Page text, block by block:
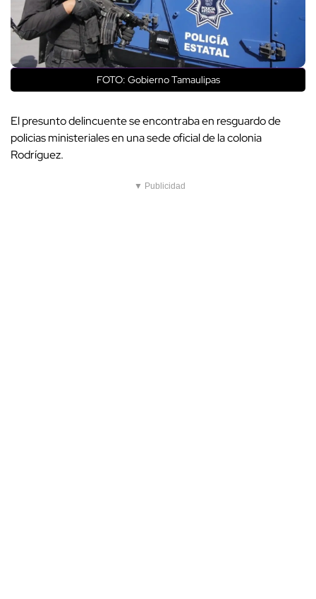
FOTO: Gobierno Tamaulipas
El presunto delincuente se encontraba en resguardo de
policias ministeriales en una sede oficial de la colonia
Rodríguez.
▼ Publicidad